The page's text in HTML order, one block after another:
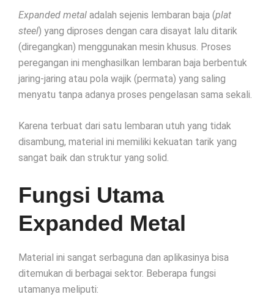
Expanded metal adalah sejenis lembaran baja (plat
steel) yang diproses dengan cara disayat lalu ditarik
(diregangkan) menggunakan mesin khusus. Proses
peregangan ini menghasilkan lembaran baja berbentuk
jaring-jaring atau pola wajik (permata) yang saling
menyatu tanpa adanya proses pengelasan sama sekali.
Karena terbuat dari satu lembaran utuh yang tidak
disambung, material ini memiliki kekuatan tarik yang
sangat baik dan struktur yang solid.
Fungsi Utama
Expanded Metal
Material ini sangat serbaguna dan aplikasinya bisa
ditemukan di berbagai sektor. Beberapa fungsi
utamanya meliputi: